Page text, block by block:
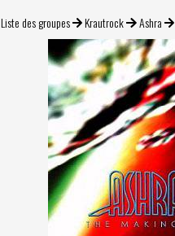
Liste des groupes Krautrock Ashra